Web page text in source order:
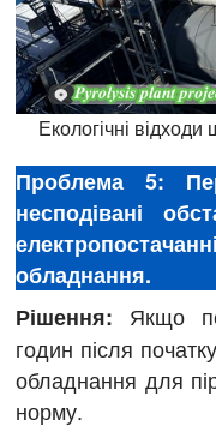
Екологічні
Проблема 5:
несподівані
обладнання.
Рішення: Якщо
годин після
обладнання для
норму.